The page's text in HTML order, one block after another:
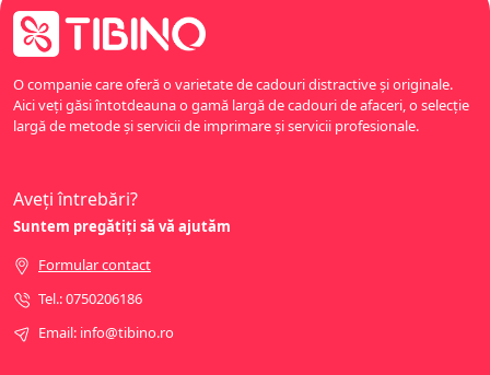
O companie care oferă o varietate de cadouri distractive și originale.
Aici veți găsi întotdeauna o gamă largă de cadouri de afaceri, o selecție
largă de metode și servicii de imprimare și servicii profesionale.
Aveți întrebări?
Suntem pregătiți să vă ajutăm
Formular contact
Tel.: 0750206186
Email: info@tibino.ro